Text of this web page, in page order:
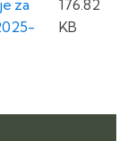
za
176.82
KB